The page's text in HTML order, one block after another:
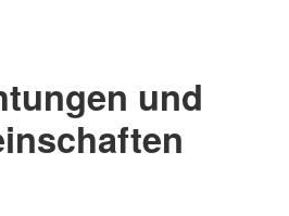
und